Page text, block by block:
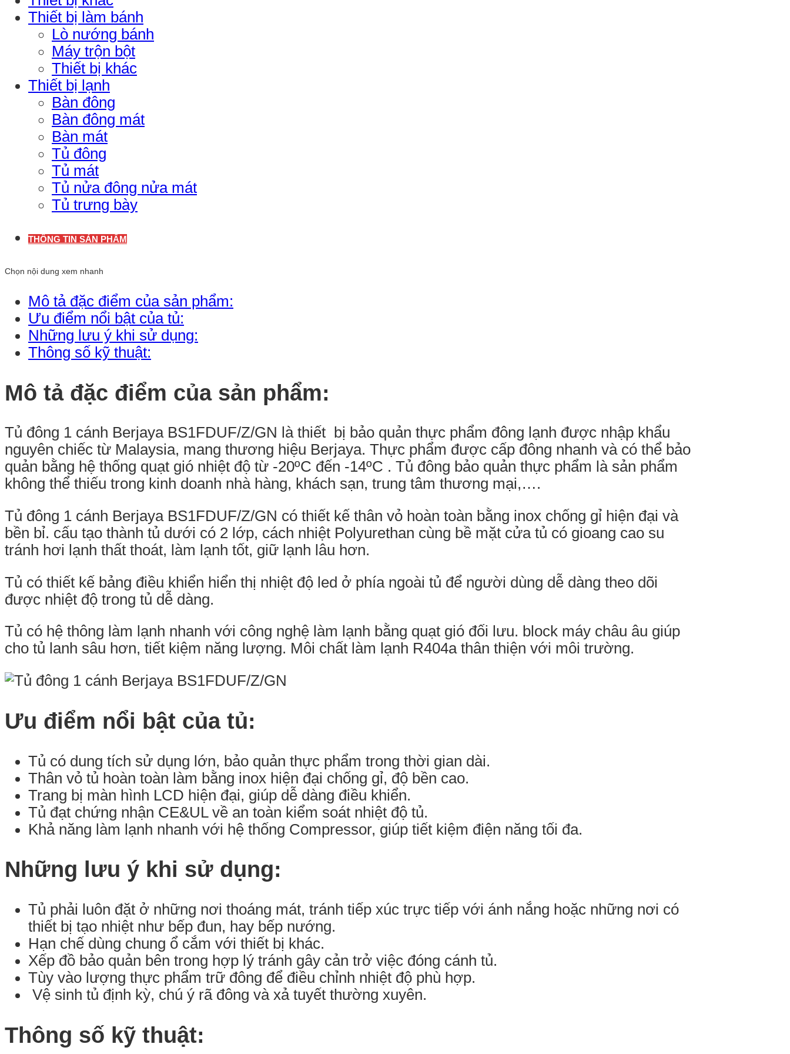
Thiết bị làm bánh
Lò nướng bánh
Máy trộn bột
Thiết bị khác
Thiết bị lạnh
Bàn đông
Bàn đông mát
Bàn mát
Tủ đông
Tủ mát
Tủ nửa đông nửa mát
Tủ trưng bày
THÔNG TIN SẢN PHẨM
Chọn nội dung xem nhanh
Mô tả đặc điểm của sản phẩm:
Ưu điểm nổi bật của tủ:
Những lưu ý khi sử dụng:
Thông số kỹ thuật:
Mô tả đặc điểm của sản phẩm:
Tủ đông 1 cánh Berjaya BS1FDUF/Z/GN là thiết bị bảo quản thực phẩm đông lạnh được nhập khẩu
nguyên chiếc từ Malaysia, mang thương hiệu Berjaya. Thực phẩm được cấp đông nhanh và có thể bảo
quản bằng hệ thống quạt gió nhiệt độ từ -20ºC đến -14ºC . Tủ đông bảo quản thực phẩm là sản phẩm
không thể thiếu trong kinh doanh nhà hàng, khách sạn, trung tâm thương mại,….
Tủ đông 1 cánh Berjaya BS1FDUF/Z/GN có thiết kế thân vỏ hoàn toàn bằng inox chống gỉ hiện đại và
bền bỉ. cấu tạo thành tủ dưới có 2 lớp, cách nhiệt Polyurethan cùng bề mặt cửa tủ có gioang cao su
tránh hơi lạnh thất thoát, làm lạnh tốt, giữ lạnh lâu hơn.
Tủ có thiết kế bảng điều khiển hiển thị nhiệt độ led ở phía ngoài tủ để người dùng dễ dàng theo dõi
được nhiệt độ trong tủ dễ dàng.
Tủ có hệ thông làm lạnh nhanh với công nghệ làm lạnh bằng quạt gió đối lưu. block máy châu âu giúp
cho tủ lanh sâu hơn, tiết kiệm năng lượng. Môi chất làm lạnh R404a thân thiện với môi trường.
Ưu điểm nổi bật của tủ:
Tủ có dung tích sử dụng lớn, bảo quản thực phẩm trong thời gian dài.
Thân vỏ tủ hoàn toàn làm bằng inox hiện đại chống gỉ, độ bền cao.
Trang bị màn hình LCD hiện đại, giúp dễ dàng điều khiển.
Tủ đạt chứng nhận CE&UL về an toàn kiểm soát nhiệt độ tủ.
Khả năng làm lạnh nhanh với hệ thống Compressor, giúp tiết kiệm điện năng tối đa.
Những lưu ý khi sử dụng:
Tủ phải luôn đặt ở những nơi thoáng mát, tránh tiếp xúc trực tiếp với ánh nắng hoặc những nơi có
thiết bị tạo nhiệt như bếp đun, hay bếp nướng.
Hạn chế dùng chung ổ cắm với thiết bị khác.
Xếp đồ bảo quản bên trong hợp lý tránh gây cản trở việc đóng cánh tủ.
Tùy vào lượng thực phẩm trữ đông để điều chỉnh nhiệt độ phù hợp.
Vệ sinh tủ định kỳ, chú ý rã đông và xả tuyết thường xuyên.
Thông số kỹ thuật: